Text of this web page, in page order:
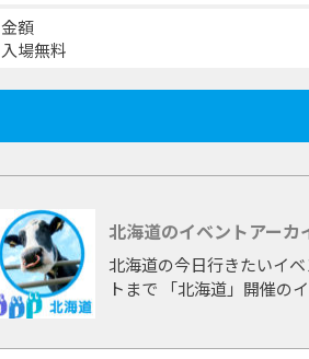
金額
入場無料
北海道のイベントアーカ
北海道の今日行きたいイ
トまで 「北海道」開催の